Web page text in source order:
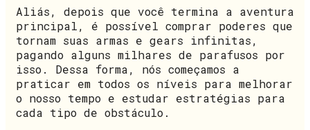
Aliás, depois que você termina a aventura
principal, é possível comprar poderes que
tornam suas armas e gears infinitas,
pagando alguns milhares de parafusos por
isso. Dessa forma, nós começamos a
praticar em todos os níveis para melhorar
o nosso tempo e estudar estratégias para
cada tipo de obstáculo.